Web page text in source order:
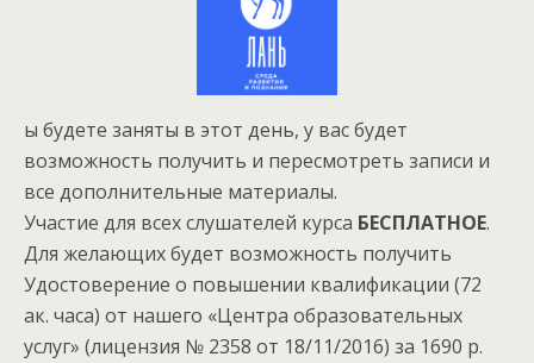
ы будете заняты в этот день, у вас будет
возможность получить и пересмотреть записи и
все дополнительные материалы.
Участие для всех слушателей курса БЕСПЛАТНОЕ.
Для желающих будет возможность получить
Удостоверение о повышении квалификации (72
ак. часа) от нашего «Центра образовательных
услуг» (лицензия № 2358 от 18/11/2016) за 1690 р.